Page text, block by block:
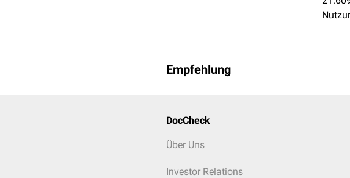
Empfehlung
DocCheck
Über Uns
Investor Relations